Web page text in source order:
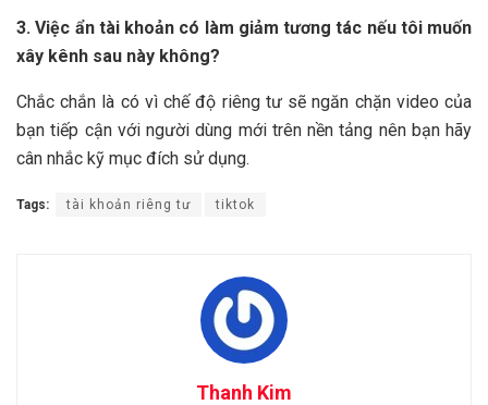
3. Việc ẩn tài khoản có làm giảm tương tác nếu tôi muốn
xây kênh sau này không?
Chắc chắn là có vì chế độ riêng tư sẽ ngăn chặn video của
bạn tiếp cận với người dùng mới trên nền tảng nên bạn hãy
cân nhắc kỹ mục đích sử dụng.
Tags: tài khoản riêng tư tiktok
Thanh Kim